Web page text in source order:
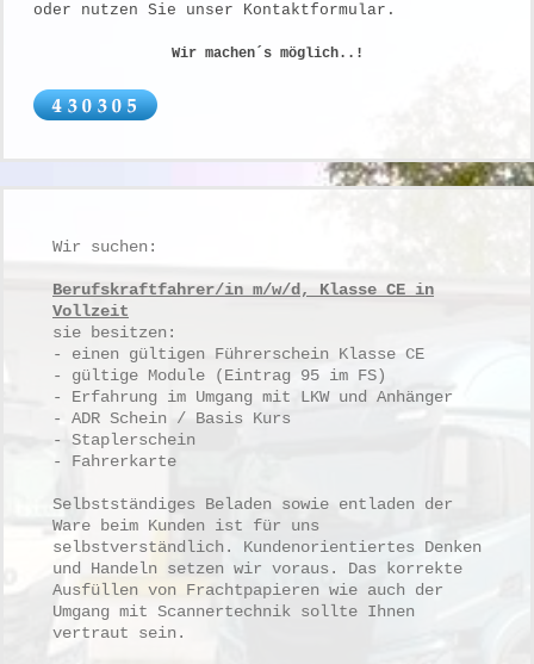
oder nutzen Sie unser Kontaktformular.
Wir machen´s möglich..!
Wir suchen:
Berufskraftfahrer/in m/w/d, Klasse CE in
Vollzeit
sie besitzen:
- einen gültigen Führerschein Klasse CE
- gültige Module (Eintrag 95 im FS)
- Erfahrung im Umgang mit LKW und Anhänger
- ADR Schein / Basis Kurs
- Staplerschein
- Fahrerkarte
Selbstständiges Beladen sowie entladen der
Ware beim Kunden ist für uns
selbstverständlich. Kundenorientiertes Denken
und Handeln setzen wir voraus. Das korrekte
Ausfüllen von Frachtpapieren wie auch der
Umgang mit Scannertechnik sollte Ihnen
vertraut sein.